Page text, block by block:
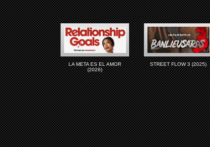
LA META ES EL AMOR
(2026)
STREET FLOW 3 (2025)